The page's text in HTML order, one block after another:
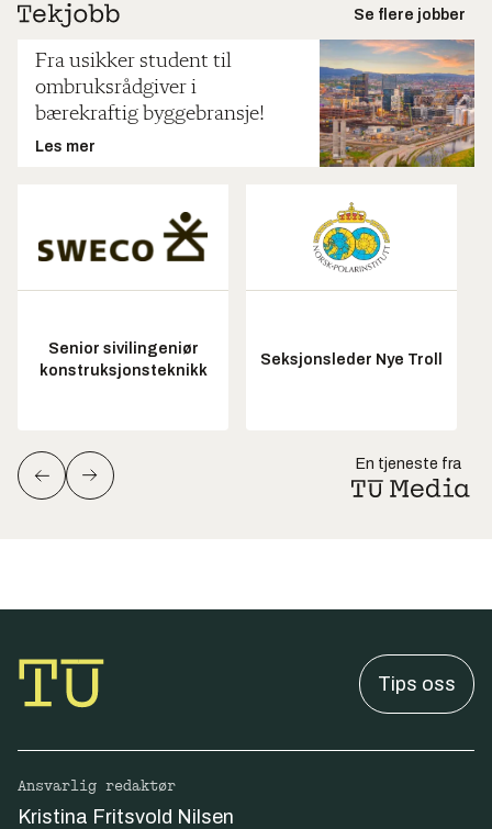
Se flere jobber
Fra usikker student til
ombruksrådgiver i
bærekraftig byggebransje!
Les mer
Senior sivilingeniør
konstruksjonsteknikk
Seksjonsleder Nye Troll
En tjeneste fra
Tips oss
Ansvarlig redaktør
Kristina Fritsvold Nilsen